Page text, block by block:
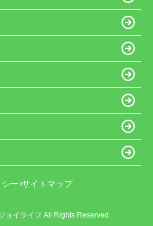
ー サイトマップ
ョイライフ All Rights Reserved.